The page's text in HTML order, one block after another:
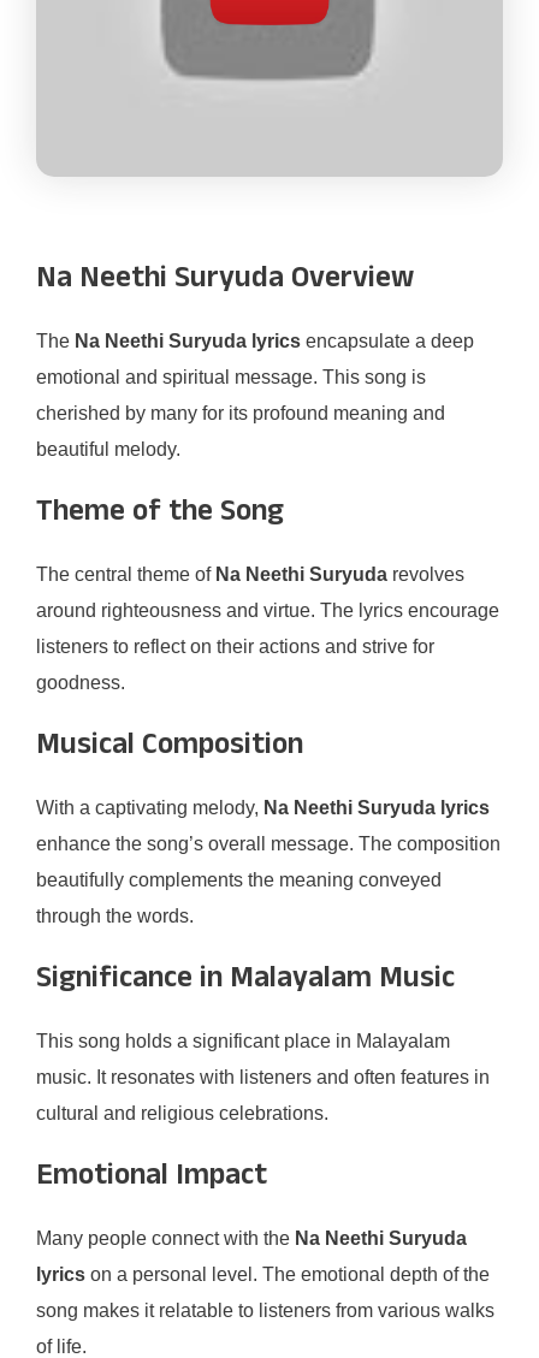
Na Neethi Suryuda Overview
The Na Neethi Suryuda lyrics encapsulate a deep
emotional and spiritual message. This song is
cherished by many for its profound meaning and
beautiful melody.
Theme of the Song
The central theme of Na Neethi Suryuda revolves
around righteousness and virtue. The lyrics encourage
listeners to reflect on their actions and strive for
goodness.
Musical Composition
With a captivating melody, Na Neethi Suryuda lyrics
enhance the song’s overall message. The composition
beautifully complements the meaning conveyed
through the words.
Significance in Malayalam Music
This song holds a significant place in Malayalam
music. It resonates with listeners and often features in
cultural and religious celebrations.
Emotional Impact
Many people connect with the Na Neethi Suryuda
lyrics on a personal level. The emotional depth of the
song makes it relatable to listeners from various walks
of life.